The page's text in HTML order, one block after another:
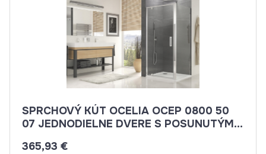
SPRCHOVÝ KÚT OCELIA OCEP 0800 50
07 JEDNODIELNE DVERE S POSUNUTÝM
365,93 €